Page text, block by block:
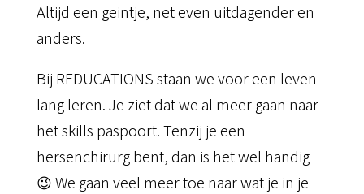
Altijd een geintje, net even uitdagender en
anders.
Bij REDUCATIONS staan we voor een leven
lang leren. Je ziet dat we al meer gaan naar
het skills paspoort. Tenzij je een
hersenchirurg bent, dan is het wel handig
😉 We gaan veel meer toe naar wat je in je